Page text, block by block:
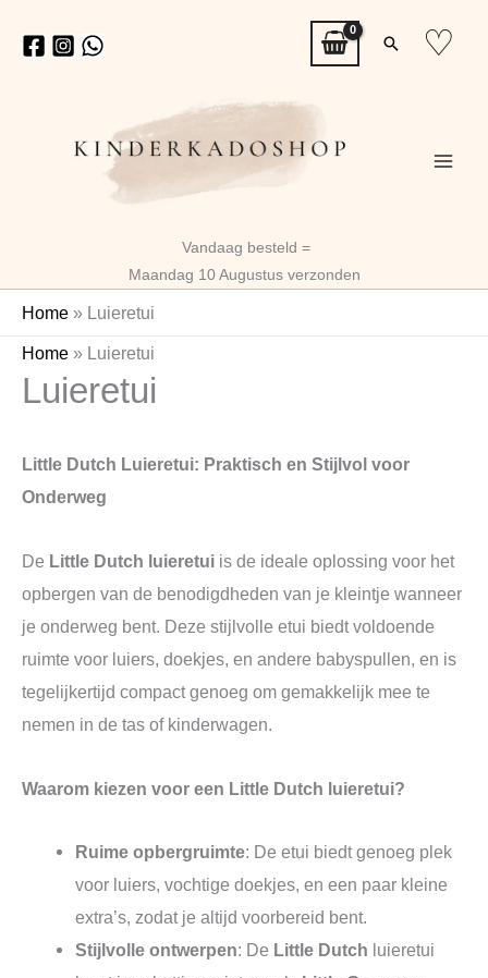
naar
Zoeken
♡
Vandaag besteld =
Maandag 10 Augustus verzonden
Home » Luieretui
Home » Luieretui
Luieretui
Little Dutch Luieretui: Praktisch en Stijlvol voor
Onderweg
De Little Dutch luieretui is de ideale oplossing voor het
opbergen van de benodigdheden van je kleintje wanneer
je onderweg bent. Deze stijlvolle etui biedt voldoende
ruimte voor luiers, doekjes, en andere babyspullen, en is
tegelijkertijd compact genoeg om gemakkelijk mee te
nemen in de tas of kinderwagen.
Waarom kiezen voor een Little Dutch luieretui?
Ruime opbergruimte: De etui biedt genoeg plek
voor luiers, vochtige doekjes, en een paar kleine
extra’s, zodat je altijd voorbereid bent.
Stijlvolle ontwerpen: De Little Dutch luieretui